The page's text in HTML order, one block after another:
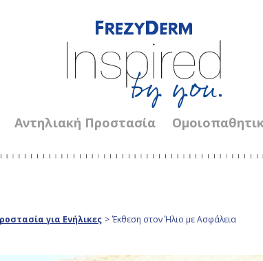
Αντηλιακή Προστασία
για Ενήλικες > Έκθεση στον Ήλιο με Ασφάλεια